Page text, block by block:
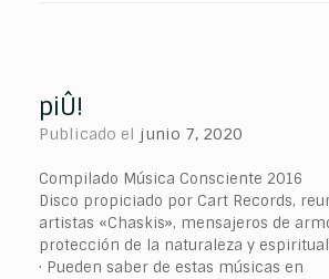
piÛ!
Publicado el junio 7, 2020
Compilado Música Consciente 2016
Disco propiciado por Cart Records,
artistas «Chaskis», mensajeros de
protección de la naturaleza y
· Pueden saber de estas músicas en